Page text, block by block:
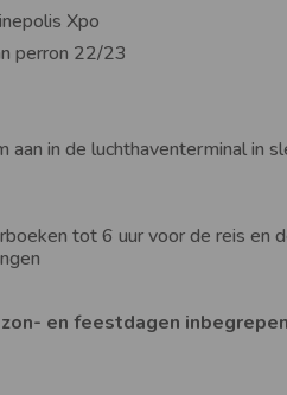
Xpo
perron 22/23
aan in de luchthaventerminal in
tot 6 uur voor de reis
en feestdagen